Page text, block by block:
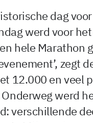
dag voor
werd voor
hele Marathon
zegt
12.000 en veel
werd
verschillende